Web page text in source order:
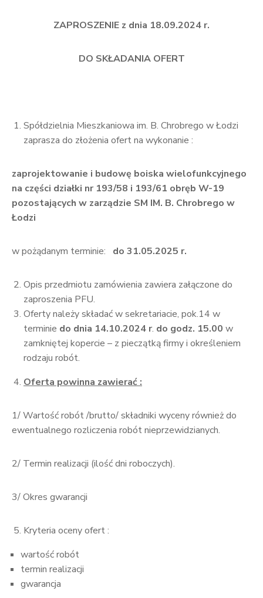
ZAPROSZENIE z dnia 18.09.2024 r.
DO SKŁADANIA OFERT
Spółdzielnia Mieszkaniowa im. B. Chrobrego w Łodzi
zaprasza do złożenia ofert na wykonanie :
zaprojektowanie i budowę boiska wielofunkcyjnego
na części działki nr 193/58 i 193/61 obręb W-19
pozostających w zarządzie SM IM. B. Chrobrego w
Łodzi
w pożądanym terminie: do 31.05.2025 r.
Opis przedmiotu zamówienia zawiera załączone do
zaproszenia PFU.
Oferty należy składać w sekretariacie, pok.14 w
terminie do dnia 14.10.2024 r. do godz. 15.00 w
zamkniętej kopercie – z pieczątką firmy i określeniem
rodzaju robót.
Oferta powinna zawierać :
1/ Wartość robót /brutto/ składniki wyceny również do
ewentualnego rozliczenia robót nieprzewidzianych.
2/ Termin realizacji (ilość dni roboczych).
3/ Okres gwarancji
Kryteria oceny ofert :
wartość robót
termin realizacji
gwarancja